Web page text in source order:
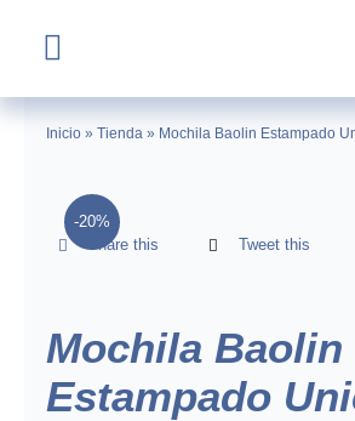
Toggle
Navigation
Home
Tienda
Inicio» Tienda» Mochila Baolin Estampado
-20%
Share this
Tweet this
Mochila Baolin
Estampado